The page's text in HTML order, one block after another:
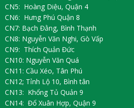
CN5: Hoàng Diệu, Quận 4
CN6: Hưng Phú Quận 8
CN7: Bạch Đằng, Bình Thạnh
CN8: Nguyễn Văn Nghi, Gò Vấp
CN9: Thích Quản Đức
CN10: Nguyễn Văn Quá
CN11: Cầu Xéo, Tân Phú
CN12; Tỉnh Lộ 10, Bình tân
CN13: Khổng Tủ Quản 9
CN14: Đổ Xuân Hợp, Quận 9